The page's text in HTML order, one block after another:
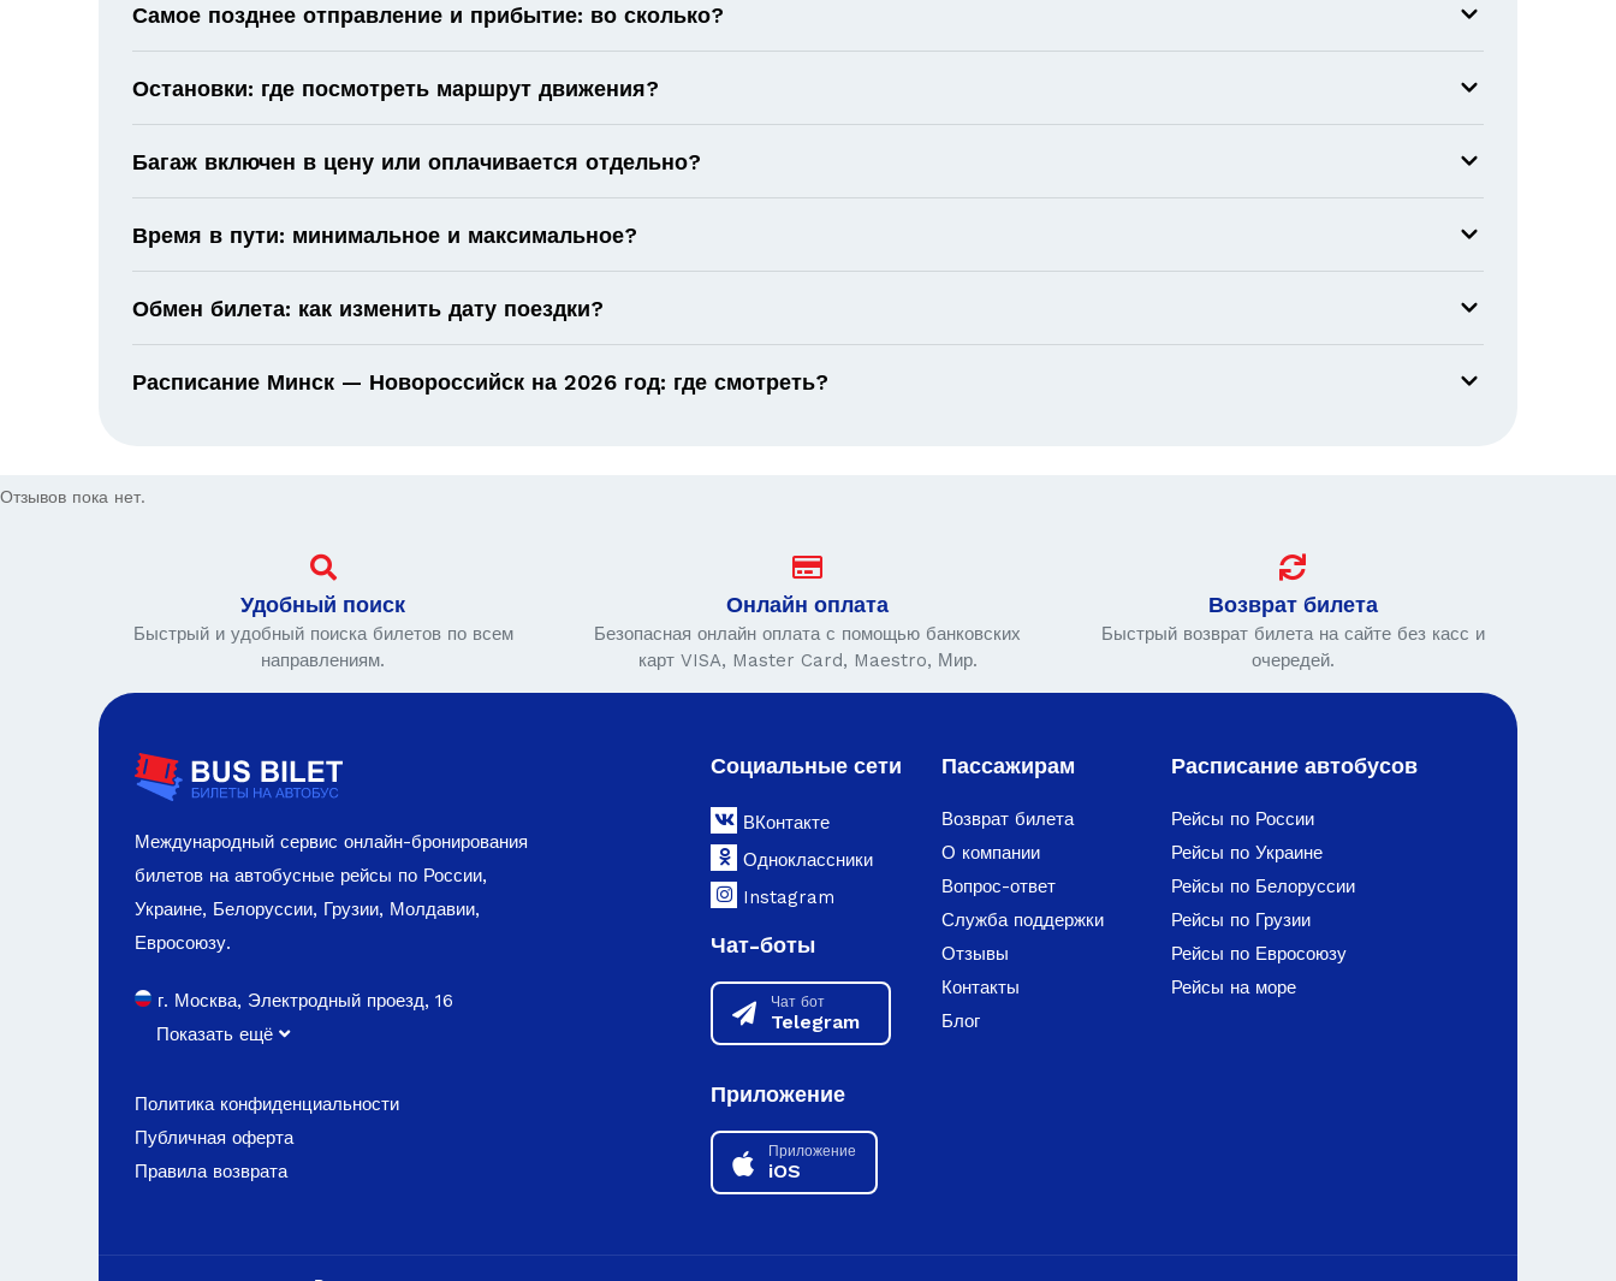
Самое позднее отправление и прибытие: во сколько?
Остановки: где посмотреть маршрут движения?
Багаж включен в цену или оплачивается отдельно?
Время в пути: минимальное и максимальное?
Обмен билета: как изменить дату поездки?
Расписание Минск — Новороссийск на 2026 год: где смотреть?
Отзывов пока нет.
Удобный поиск
Быстрый и удобный поиска билетов по всем
направлениям.
Онлайн оплата
Безопасная онлайн оплата с помощью банковских
карт VISA, Master Card, Maestro, Мир.
Возврат билета
Быстрый возврат билета на сайте без касс и
очередей.
Международный сервис онлайн-бронирования
билетов на автобусные рейсы по России,
Украине, Белоруссии, Грузии, Молдавии,
Евросоюзу.
г. Москва, Электродный проезд, 16
Показать ещё
Политика конфиденциальности
Публичная оферта
Правила возврата
Социальные сети
ВКонтакте
Одноклассники
Instagram
Чат-боты
Чат бот
Telegram
Приложение
Приложение
iOS
Пассажирам
Возврат билета
О компании
Вопрос-ответ
Служба поддержки
Отзывы
Контакты
Блог
Расписание автобусов
Рейсы по России
Рейсы по Украине
Рейсы по Белоруссии
Рейсы по Грузии
Рейсы по Евросоюзу
Рейсы на море